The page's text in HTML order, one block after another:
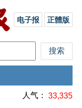
电子报 正體版
人气： 33,335